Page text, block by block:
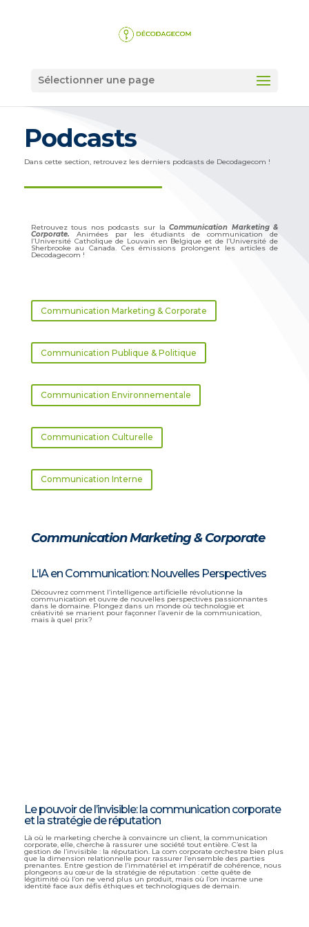
Sélectionner une page
Podcasts
Dans cette section, retrouvez les derniers podcasts de Decodagecom !
Retrouvez tous nos podcasts sur laCommunication Marketing &
Corporate. Animées par les étudiants de communication de
l’Université Catholique de Louvain en Belgique et de l’Université de
Sherbrooke au Canada. Ces émissions prolongent les articles de
Decodagecom !
Communication Marketing & Corporate
Communication Publique & Politique
Communication Environnementale
Communication Culturelle
Communication Interne
Communication Marketing & Corporate
L‘IA en Communication: Nouvelles Perspectives
Découvrez comment l’intelligence artificielle révolutionne la
communication et ouvre de nouvelles perspectives passionnantes
dans le domaine. Plongez dans un monde où technologie et
créativité se marient pour façonner l’avenir de la communication,
mais à quel prix?
Le pouvoir de l’invisible: la communication corporate
et la stratégie de réputation
Là où le marketing cherche à convaincre un client, la communication
corporate, elle, cherche à rassurer une société tout entière. C’est la
gestion de l’invisible : la réputation. La com corporate orchestre bien plus
que la dimension relationnelle pour rassurer l’ensemble des parties
prenantes. Entre gestion de l’immatériel et impératif de cohérence, nous
plongeons au cœur de la stratégie de réputation : cette quête de
légitimité où l’on ne vend plus un produit, mais où l’on incarne une
identité face aux défis éthiques et technologiques de demain.